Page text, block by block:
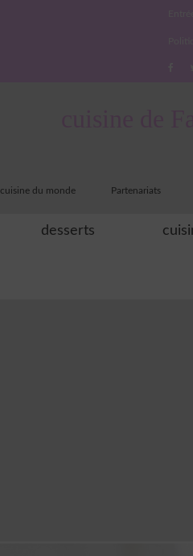
cuisine du monde Partenariats
desserts